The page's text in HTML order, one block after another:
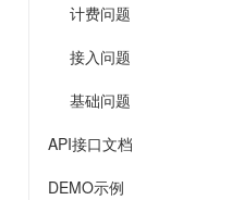
计费问题
接入问题
基础问题
API接口文档
DEMO示例